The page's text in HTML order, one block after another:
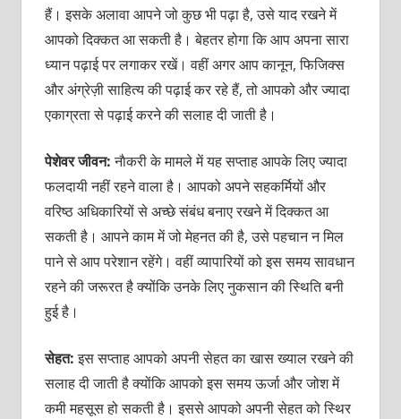
हैं। इसके अलावा आपने जो कुछ भी पढ़ा है, उसे याद रखने में
आपको दिक्‍कत आ सकती है। बेहतर होगा कि आप अपना सारा
ध्‍यान पढ़ाई पर लगाकर रखें। वहीं अगर आप कानून, फिजिक्‍स
और अंग्रेज़ी साहित्‍य की पढ़ाई कर रहे हैं, तो आपको और ज्‍यादा
एकाग्रता से पढ़ाई करने की सलाह दी जाती है।
पेशेवर जीवन:नाैकरी के मामले में यह सप्‍ताह आपके लिए ज्‍यादा
फलदायी नहीं रहने वाला है। आपको अपने सहकर्मियों और
वरिष्‍ठ अधिकारियों से अच्‍छे संबंध बनाए रखने में दिक्‍कत आ
सकती है। आपने काम में जो मेहनत की है, उसे पहचान न मिल
पाने से आप परेशान रहेंगे। वहीं व्‍यापारियों को इस समय सावधान
रहने की जरूरत है क्‍योंकि उनके लिए नुकसान की स्थिति बनी
हुई है।
सेहत:इस सप्‍ताह आपको अपनी सेहत का खास ख्‍याल रखने की
सलाह दी जाती है क्‍योंकि आपको इस समय ऊर्जा और जोश में
कमी महसूस हो सकती है। इससे आपको अपनी सेहत को स्थिर